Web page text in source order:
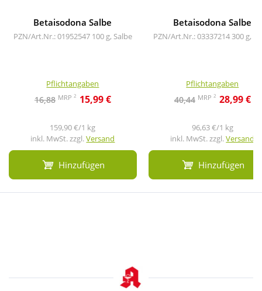
Betaisodona Salbe
PZN/Art.Nr.: 01952547 100 g, Salbe
Pflichtangaben
16,88 MRP 2 15,99 €
159,90 €/1 kg
inkl. MwSt. zzgl.Versand
Hinzufügen
Betaisodona Salbe
PZN/Art.Nr.: 03337214 300 g,
Pflichtangaben
40,44 MRP 2 28,99 €
96,63 €/1 kg
inkl. MwSt. zzgl.Versand
Hinzufügen